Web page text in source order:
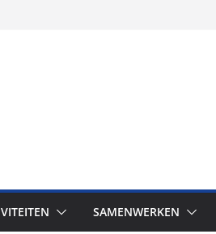
SAMENWERKEN